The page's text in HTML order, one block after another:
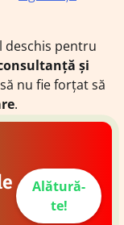
deschis pentru
și
nu fie forțat să
.
Alătură-
te!